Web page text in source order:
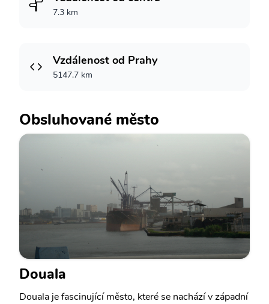
7.3 km
Vzdálenost od Prahy
5147.7 km
Obsluhované město
Douala
Douala je fascinující město, které se nachází v západní